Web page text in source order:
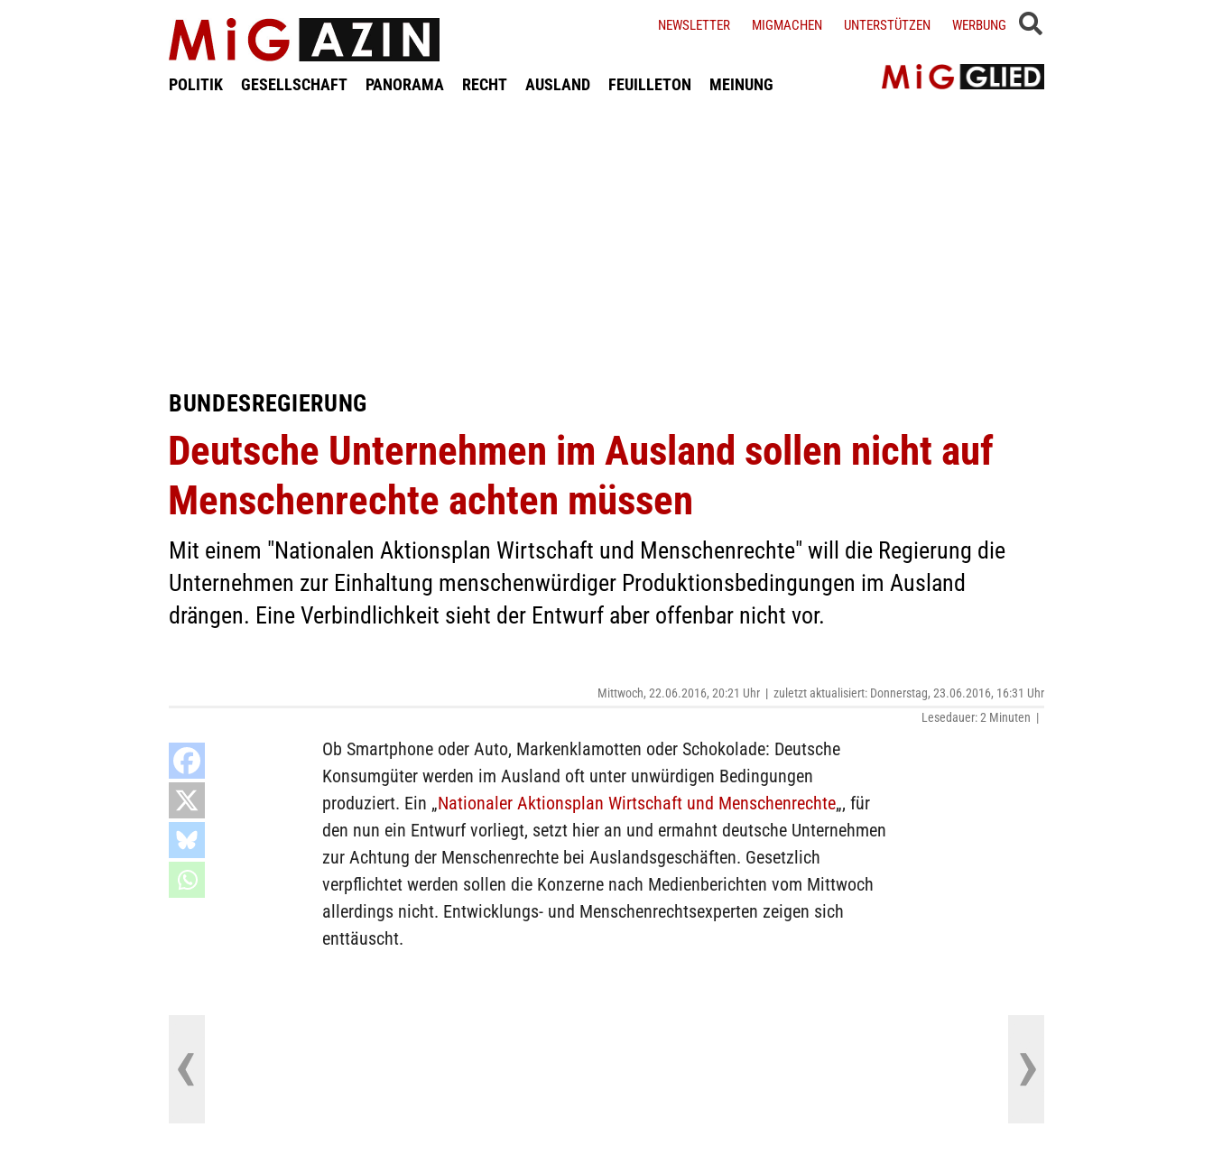
POLITIK GESELLSCHAFT PANORAMA RECHT AUSLAND FEUILLETON MEINUNG
NEWSLETTER MIGMACHEN UNTERSTÜTZEN WERBUNG
BUNDESREGIERUNG
Deutsche Unternehmen im Ausland sollen nicht auf
Menschenrechte achten müssen
Mit einem "Nationalen Aktionsplan Wirtschaft und Menschenrechte" will die Regierung die
Unternehmen zur Einhaltung menschenwürdiger Produktionsbedingungen im Ausland
drängen. Eine Verbindlichkeit sieht der Entwurf aber offenbar nicht vor.
Mittwoch, 22.06.2016, 20:21 Uhr | zuletzt aktualisiert: Donnerstag, 23.06.2016, 16:31 Uhr
Lesedauer: 2 Minuten |
Ob Smartphone oder Auto, Markenklamotten oder Schokolade: Deutsche
Konsumgüter werden im Ausland oft unter unwürdigen Bedingungen
produziert. Ein „Nationaler Aktionsplan Wirtschaft und Menschenrechte„, für
den nun ein Entwurf vorliegt, setzt hier an und ermahnt deutsche Unternehmen
zur Achtung der Menschenrechte bei Auslandsgeschäften. Gesetzlich
verpflichtet werden sollen die Konzerne nach Medienberichten vom Mittwoch
allerdings nicht. Entwicklungs- und Menschenrechtsexperten zeigen sich
enttäuscht.